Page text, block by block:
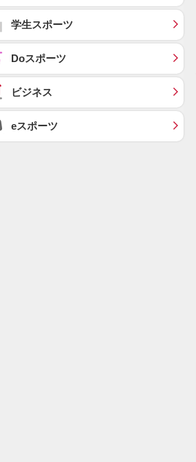
学生スポーツ
Doスポーツ
ビジネス
eスポーツ